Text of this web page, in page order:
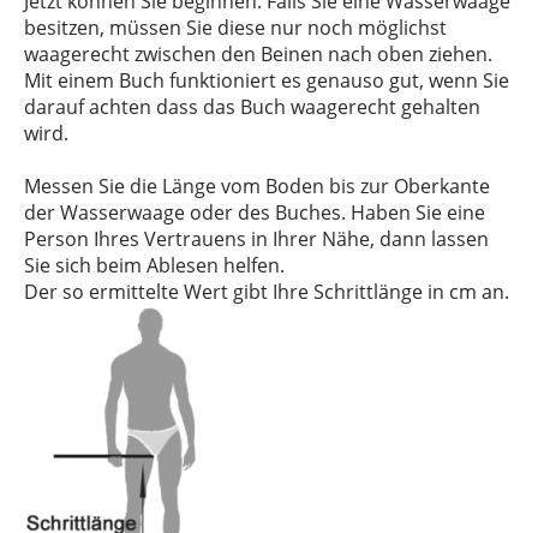
besitzen, müssen Sie diese nur noch möglichst
waagerecht zwischen den Beinen nach oben ziehen.
Mit einem Buch funktioniert es genauso gut, wenn Sie
darauf achten dass das Buch waagerecht gehalten
wird.
Messen Sie die Länge vom Boden bis zur Oberkante
der Wasserwaage oder des Buches. Haben Sie eine
Person Ihres Vertrauens in Ihrer Nähe, dann lassen
Sie sich beim Ablesen helfen.
Der so ermittelte Wert gibt Ihre Schrittlänge in cm an.